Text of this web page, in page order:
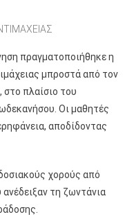
πραγματοποιήθηκε η
μπροστά από τον
, στο πλαίσιο του
Οι μαθητές
αποδίδοντας
χορούς από
τη ζωντάνια